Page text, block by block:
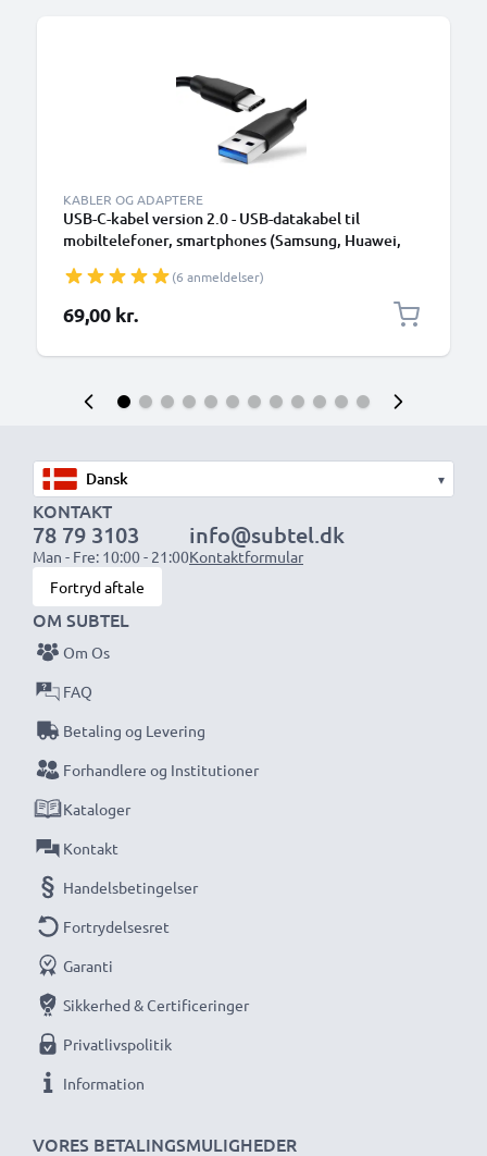
KABLER OG ADAPTERE
USB-C-kabel version 2.0 - USB-datakabel til
mobiltelefoner, smartphones (Samsung, Huawei,
Sony, GoPro) og mange flere - 1,0m 3A-
opladerkabel med USB Type C-stik
(6 anmeldelser)
69,00 kr.
▾
KONTAKT
78 79 3103
Man - Fre: 10:00 - 21:00
info@subtel.dk
Kontaktformular
Fortryd aftale
VORES BETALINGSMULIGHEDER
OM SUBTEL
Om Os
FAQ
Betaling og Levering
Forhandlere og Institutioner
Kataloger
Kontakt
Handelsbetingelser
Fortrydelsesret
Garanti
Sikkerhed & Certificeringer
Privatlivspolitik
Information